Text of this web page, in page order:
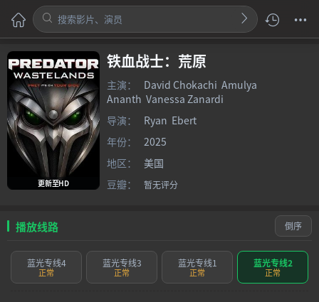
更新至HD
铁血战士：荒原
主演： David Chokachi Amulya
Ananth Vanessa Zanardi
导演：
Ryan Ebert
年份：
2025
地区：
美国
豆瓣：
暂无评分
播放线路 倒序
蓝光专线4
正常
蓝光专线3
正常
蓝光专线1
正常
蓝光专线2
正常